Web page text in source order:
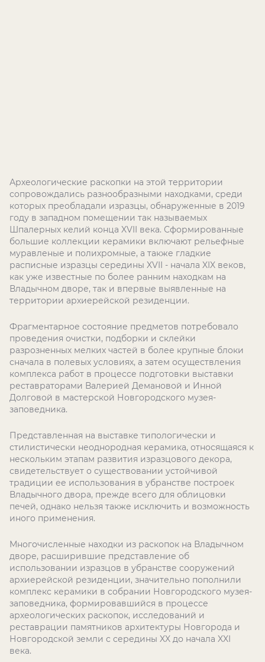
Археологические раскопки на этой территории
сопровождались разнообразными находками, среди
которых преобладали изразцы, обнаруженные в 2019
году в западном помещении так называемых
Шпалерных келий конца XVII века. Сформированные
большие коллекции керамики включают рельефные
муравленые и полихромные, а также гладкие
расписные изразцы середины XVII - начала XIX веков,
как уже известные по более ранним находкам на
Владычном дворе, так и впервые выявленные на
территории архиерейской резиденции.
Фрагментарное состояние предметов потребовало
проведения очистки, подборки и склейки
разрозненных мелких частей в более крупные блоки
сначала в полевых условиях, а затем осуществления
комплекса работ в процессе подготовки выставки
реставраторами Валерией Демановой и Инной
Долговой в мастерской Новгородского музея-
заповедника.
Представленная на выставке типологически и
стилистически неоднородная керамика, относящаяся к
нескольким этапам развития изразцового декора,
свидетельствует о существовании устойчивой
традиции ее использования в убранстве построек
Владычного двора, прежде всего для облицовки
печей, однако нельзя также исключить и возможность
иного применения.
Многочисленные находки из раскопок на Владычном
дворе, расширившие представление об
использовании изразцов в убранстве сооружений
архиерейской резиденции, значительно пополнили
комплекс керамики в собрании Новгородского музея-
заповедника, формировавшийся в процессе
археологических раскопок, исследований и
реставрации памятников архитектуры Новгорода и
Новгородской земли с середины XX до начала XXI
века.